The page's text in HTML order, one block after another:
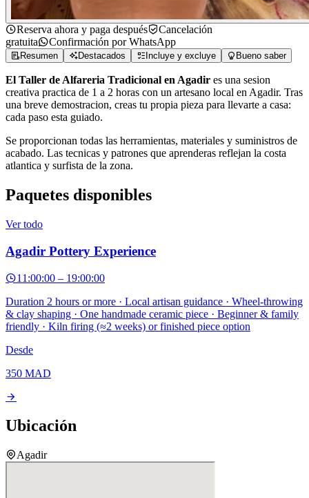
Reserva ahora y paga después
Cancelación
gratuita
Confirmación por WhatsApp
Resumen Destacados Incluye y excluye Bueno saber
El Taller de Alfareria Tradicional en Agadir es una sesion
creativa practica de 1 a 2 horas con un artesano local en Agadir. Tras
una breve demostracion, creas tu propia pieza para llevarte a casa:
cada paso esta guiado.
Se proporcionan todas las herramientas, materiales y suministros de
acabado. Las tecnicas y patrones que aprenderas reflejan la costa
atlantica y surfista de la zona.
Paquetes disponibles
Ver todo
Agadir Pottery Experience
11:00:00 – 19:00:00
Duration 2 hours or more · Local artisan guidance · Wheel-throwing
& clay shaping · One handmade ceramic piece · Beginner & family
friendly · Kiln firing (≈2 weeks) or finished piece option
Desde
350 MAD
Ubicación
Agadir